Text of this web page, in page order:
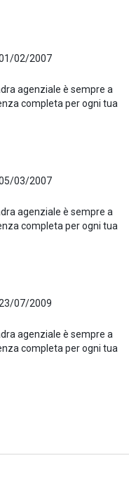
01/02/2007
agenziale è sempre a
completa per ogni tua
05/03/2007
agenziale è sempre a
completa per ogni tua
23/07/2009
agenziale è sempre a
completa per ogni tua